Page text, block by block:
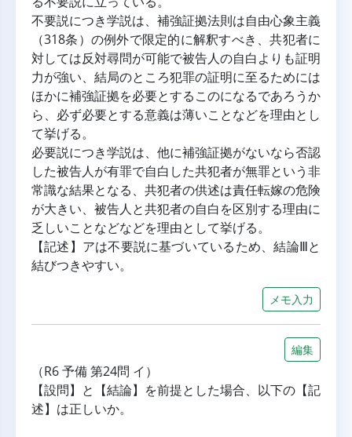
不要説につき学説は、補強証拠法則は自由心象主義
（318条）の例外で限定的に解釈すべき、共犯者に
対しては反対尋問が可能で被告人の自白よりも証明
力が強い、結局のところ犯罪の証明に至るためには
ほかに補強証拠を必要とするこのになるであろうか
ら、必ず必要とする意義は薄いことなどを理由とし
て挙げる。
必要説につき学説は、他に補強証拠がないなら否認
した被告人が有罪で自白した共犯者が無罪という非
常識な結果となる、共犯者の供述は責任転嫁の危険
が大きい、被告人と共犯者の自白を区別する理由に
乏しいことなどなどを理由として挙げる。
【記述】アは不要説に基づいているため、結論Ⅲと
結びつきやすい。
メモ入力
編集
（R6 予備 第24問 イ）
【設問】と【結論】を前提とした場合、以下の【記
述】は正しいか。